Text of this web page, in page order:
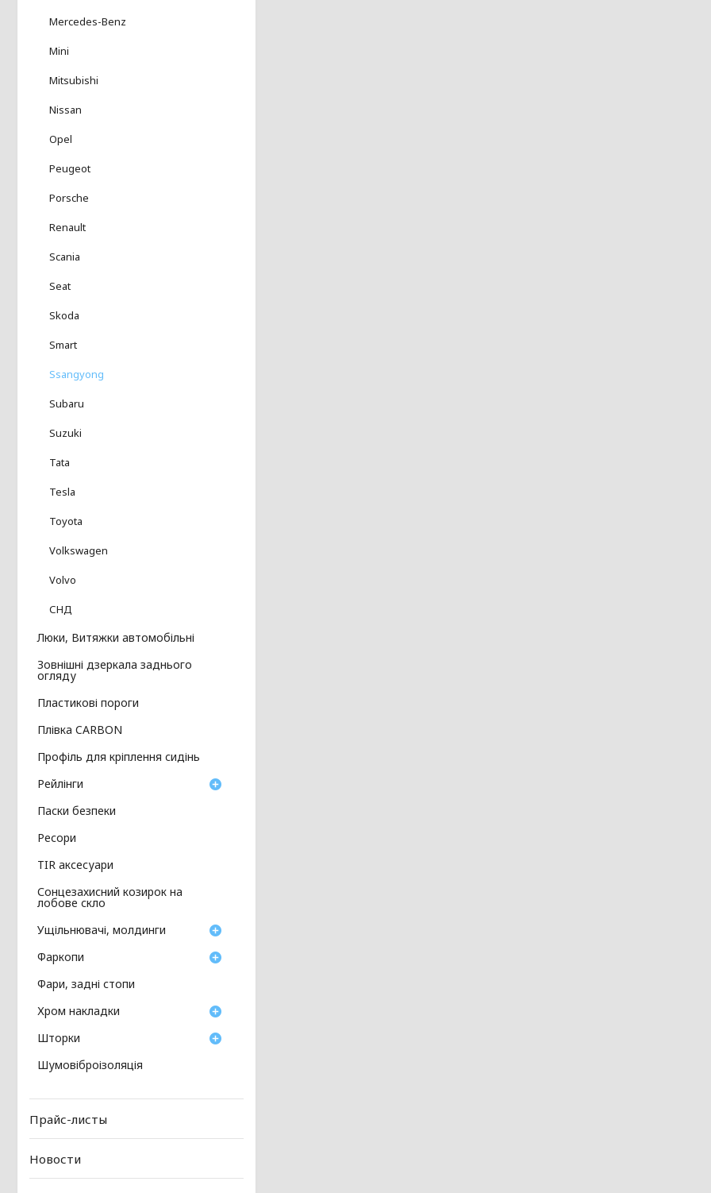
Mercedes-Benz
Mini
Mitsubishi
Nissan
Opel
Peugeot
Porsche
Renault
Scania
Seat
Skoda
Smart
Ssangyong
Subaru
Suzuki
Tata
Tesla
Toyota
Volkswagen
Volvo
СНД
Люки, Витяжки автомобільні
Зовнішні дзеркала заднього
огляду
Пластикові пороги
Плівка CARBON
Профіль для кріплення сидінь
Рейлінги
Паски безпеки
Ресори
TIR аксесуари
Сонцезахисний козирок на
лобове скло
Ущільнювачі, молдинги
Фаркопи
Фари, задні стопи
Хром накладки
Шторки
Шумовіброізоляція
Прайс-листы
Новости